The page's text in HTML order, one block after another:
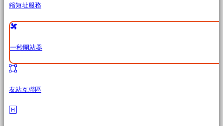
縮短址服務
一秒開站器
友站互聯區